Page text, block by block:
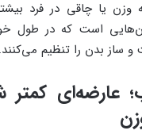
وزن یا چاقی در فرد
است که در طول
ساز بدن را تنظیم می‌کنند.
عارضه‌ای